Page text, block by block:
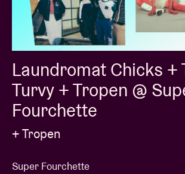
Laundromat Chicks +
Turvy + Tropen @
Fourchette
+ Tropen
Super Fourchette